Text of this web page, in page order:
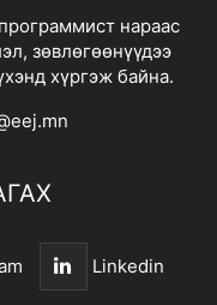
нараас
зөвлөгөөнүүдээ
хүргэж байна.
Linkedin